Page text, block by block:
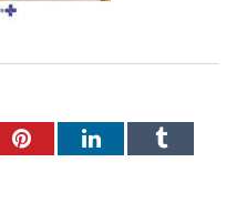
PinterestLinkedInTumblr